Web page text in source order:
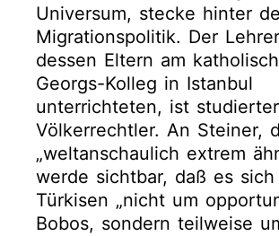
Universum, stecke hinter
Migrationspolitik. Der
dessen Eltern am
Georgs-Kolleg in Istanbul
unterrichteten, ist studierter
Völkerrechtler. An Steiner,
„weltanschaulich extrem
werde sichtbar, daß es
Türkisen „nicht um
Bobos, sondern teilweise